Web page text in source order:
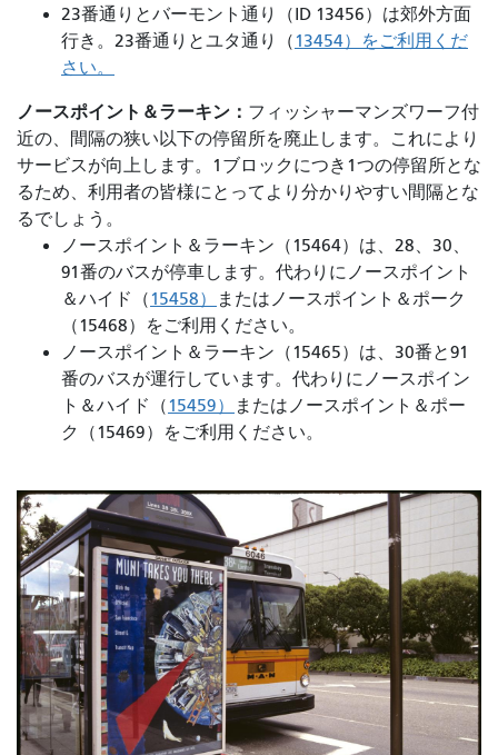
23番通りとバーモント通り（ID 13456）は郊外方面
行き。23番通りとユタ通り（13454）をご利用くだ
さい。
ノースポイント＆ラーキン： フィッシャーマンズワーフ付
近の、間隔の狭い以下の停留所を廃止します。これにより
サービスが向上します。1ブロックにつき1つの停留所とな
るため、利用者の皆様にとってより分かりやすい間隔とな
るでしょう。
ノースポイント＆ラーキン（15464）は、28、30、
91番のバスが停車します。代わりにノースポイント
＆ハイド（15458）
またはノースポイント＆ポーク
（15468）をご利用ください。
ノースポイント＆ラーキン（15465）は、30番と91
番のバスが運行しています。代わりにノースポイン
ト＆ハイド（15459）
またはノースポイント＆ポー
ク（15469）をご利用ください。